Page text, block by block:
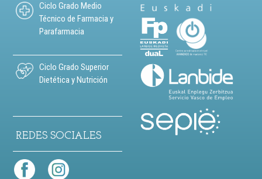
Ciclo Grado Medio
Técnico de Farmacia y
Parafarmacia
Ciclo Grado Superior
Dietética y Nutrición
REDES SOCIALES